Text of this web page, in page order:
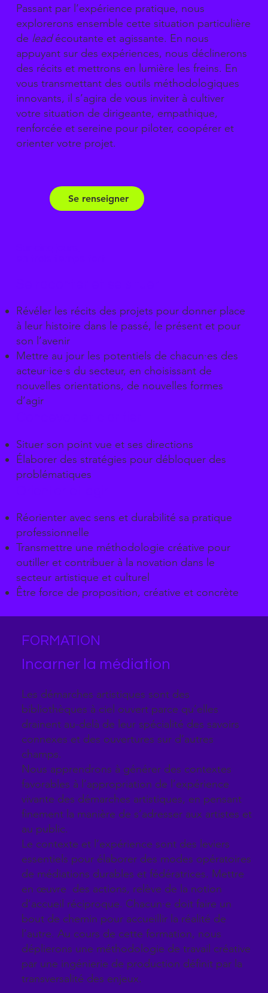
Passant par l’expérience pratique, nous
explorerons ensemble cette situation particulière
de leadécoutante et agissante. En nous
appuyant sur des expériences, nous déclinerons
des récits et mettrons en lumière les freins. En
vous transmettant des outils méthodologiques
innovants, il s’agira de vous inviter à cultiver
votre situation de dirigeante, empathique,
renforcée et sereine pour piloter, coopérer et
orienter votre projet.
Se renseigner
Révéler les récits des projets pour donner place
à leur histoire dans le passé, le présent et pour
son l’avenir
Mettre au jour les potentiels de chacun·es des
acteur·ice·s du secteur, en choisissant de
nouvelles orientations, de nouvelles formes
d’agir
Situer son point vue et ses directions
Élaborer des stratégies pour débloquer des
problématiques
Réorienter avec sens et durabilité sa pratique
professionnelle
Transmettre une méthodologie créative pour
outiller et contribuer à la novation dans le
secteur artistique et culturel
Être force de proposition, créative et concrète
FORMATION
Incarner la médiation
Les démarches artistiques sont des
bibliothèques à ciel ouvert parce qu’elles
drainent au-delà de leur spécialité des savoirs
connexes et des ouvertures sur d’autres
champs.
Nous apprendrons à générer des contextes
favorables à l’appropriation de l’expérience
vivante des démarches artistiques, en pensant
finement la manière de s’adresser aux artistes et
au public.
Le contexte et l’expérience sont des leviers
essentiels pour élaborer des modes opératoires
de médiations durables et fédératrices. Mettre
en œuvre des actions, relève de la notion
d’accueil réciproque. Chacun·e doit faire un
bout de chemin pour accueillir la réalité de
l’autre. Au cours de cette formation, nous
déplierons une méthodologie de travail créative
par une ingénierie de production définit par la
transversalité des enjeux.